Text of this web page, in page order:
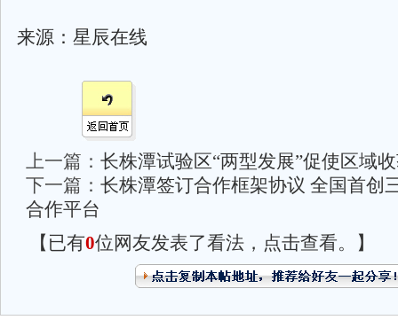
来源：星辰在线
上一篇： 长株潭试验区“两型发展”促使区域
下一篇： 长株潭签订合作框架协议 全国首创
合作平台
【已有0位网友发表了看法，点击查看。】